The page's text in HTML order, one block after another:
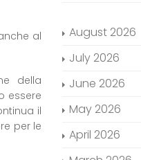
al
della
essere
il
per le
August 2026
July 2026
June 2026
May 2026
April 2026